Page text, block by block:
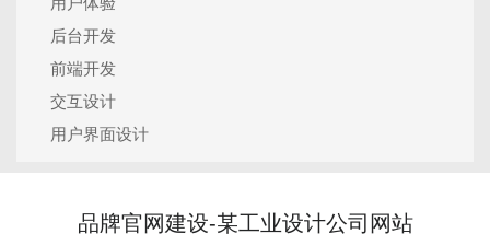
后台开发
前端开发
交互设计
用户界面设计
品牌官网建设-某工业设计公司网站